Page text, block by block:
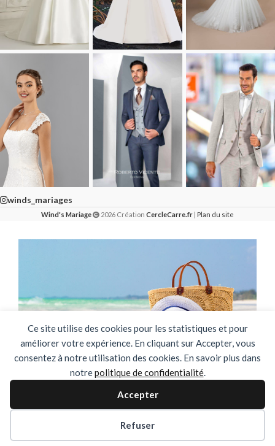
Ce site utilise des cookies pour les statistiques et pour
améliorer votre expérience. En cliquant sur Accepter, vous
consentez à notre utilisation des cookies. En savoir plus dans
notrepolitique de confidentialité.
Accepter
Refuser
winds_mariages
Wind's Mariage 2026 Création CercleCarre.fr | Plan du site
🌴✨ FERMETURE ESTIVALE ✨🌴
DU 03 AOUT AU 31 AOUT INCLUS